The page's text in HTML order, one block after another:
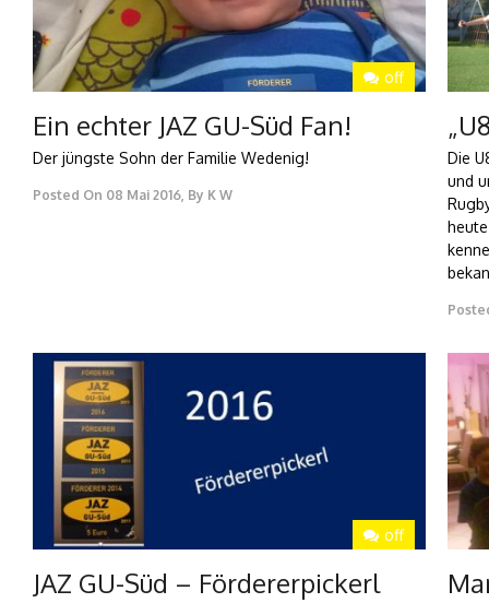
off
Ein echter JAZ GU-Süd Fan!
Der jüngste Sohn der Familie Wedenig!
Posted On 08 Mai 2016, By K W
Die
und
off
JAZ GU-Süd – Fördererpickerl